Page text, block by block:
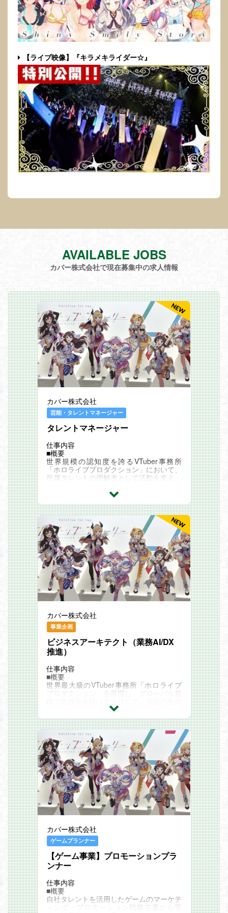
【ライブ映像】『キラメキライダー☆』
AVAILABLE JOBS
カバー株式会社で現在募集中の求人情報
カバー株式会社
芸能・タレントマネージャー
タレントマネージャー
仕事内容
■概要
世界規模の認知度を誇るVTuber事務所
「ホロライブプロダクション」において、
所属タレントの理解者として活動を支え、
タレントが「一番輝ける場所」を共に創り
上げ、その実現と活動を?えるパートナー
として、社内外との多岐に渡るプロジェク
トマネジメントを含め 、タレントの活動
を安全かつ最大化させるためのマネジメン
トをお任せします。
■業務内容
VTuberタレントマネジメント業務全般を
お任せいたします。
・タレントの自己実現のサポート（活動方
針計画支援等）やブランディングサポート
・タレントのスケジュール管理・調整/目
標の管理/コンディションマネジメント
・様々なプロジェクト（3Dライブや大型
・コンテンツ制作サポート
・社内外のステークホルダーとの調整や交
渉
・広告、イベント等の収録・配信時の立ち
会いなど
※参考リンク
「一番輝ける場所」を一緒につくる。タレ
ントマネージャーの仕事とは？
■どのようなバックグラウンドの人が活躍
しているか
躍している組織です。
人材営業経験者、ITソリューション営業経
験者、不動産営業経験者、インフルエンサ
ー/声優/アイドルグループのマネジメント
経験者、舞台や展示場の制作進行経験者な
ど、多様な人材が集まっております。
入社後はOJT期間を通して組織と業務をキ
ャッチアップいただき、
徐々にタレントマネジメントを引き継いで
一人立ちをしていただきます。
このポジションの魅力
タレントの可能性を最大化させる「伴走パ
ートナー」としての介在価値を実感できる
タレントの意志や個性を一番近くで理解
脚で創り上げる、かけがえのないやりがい
があります。
最先端エンタメ×大規模プロジェクトの牽
引
数万～数十万人規模のファンを熱狂させる
3Dライブ、大型イベント、音楽制作な
ど、タレントを含む社内外の関係者と密接
に連携しながら成功に導く役割のため最先
端のバーチャルエンタメを動かす高度なプ
ロジェクトマネジメント（PM）スキルが
カバー株式会社
事業企画
ビジネスアーキテクト（業務AI/DX
推進）
仕事内容
■概要
世界最大級のVTuber事務所「ホロライブ
プロダクション」を展開し、グローバル規
性を抜本的に向上させる「ビジネスアーキ
テクト（業務AI/DX推進）」を募集しま
す。
本ポジションのミッションは、事業の急拡
大に伴いスピード優先で構築された各部署
の「個別最適」な業務プロセスを、全社視
点での「全体最適」へと再構築することで
す。単なる現場の業務改善にとどまらず、
経営陣やCTO室などの経営層と直接連携
しながら、全社レベルのAI導入・DX戦略
の企画から実行までを牽引していただきま
す。トップダウンの意思決定を促しなが
ら、ダイナミックに会社を変革していく非
常に裁量とインパクトの大きなポジション
タレントサポート、グッズ・ライブ制作か
ら開発まで多岐にわたる事業ドメインにお
いて、現場からの相談を待つのではなく、
プロアクティブに潜在課題を発見する姿勢
を求めています。解決策はシステムやAIの
導入に限りません。運用フローの変更や不
要ルールの撤廃など、手段に縛られずゼロ
ベースで「攻めの業務改革」をリードでき
る、課題解決能力に長けた方をお待ちして
います。
カバー株式会社
ゲームプランナー
【ゲーム事業】プロモーションプラ
ンナー
仕事内容
■概要
自社タレントを活用したゲームのマーケテ
ィング・プロモーション戦略立案から実